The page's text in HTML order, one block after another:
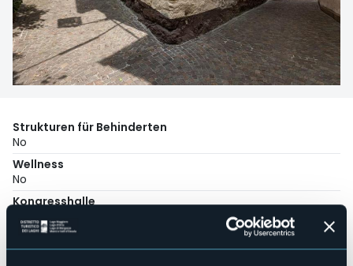
Strukturen für Behinderten
No
Wellness
No
Kongresshalle
Hallenbad
No